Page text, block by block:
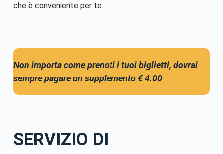
che è conveniente per te.
Non importa come prenoti i tuoi biglietti, dovrai
sempre pagare un supplemento€ 4.00
SERVIZIO DI